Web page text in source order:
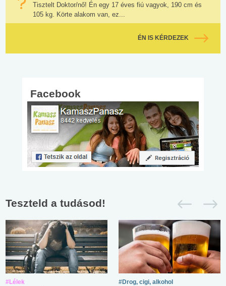
Tisztelt Doktor/nő! Én egy 17 éves fiú vagyok, 190 cm és
105 kg. Körte alakom van, ez...
ÉN IS KÉRDEZEK
Facebook
Teszteld a tudásod!
#Lélek #Drog, cigi, alkohol